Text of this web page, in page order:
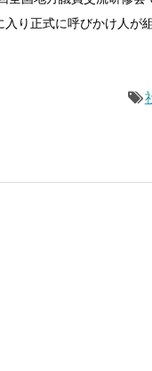
入り正式に呼びかけ人